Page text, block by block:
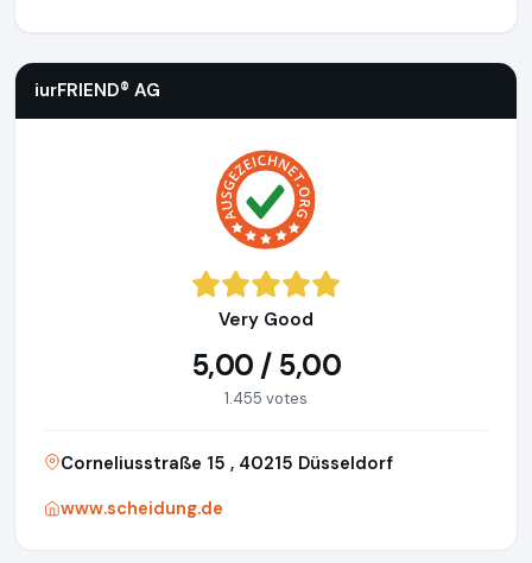
iurFRIEND® AG
Very Good
5,00 / 5,00
1.455 votes
Corneliusstraße 15 , 40215 Düsseldorf
www.scheidung.de